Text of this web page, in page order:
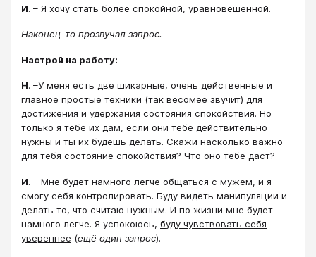
И. – Я хочу стать более спокойной, уравновешенной.
Наконец-то прозвучал запрос.
Настрой на работу:
Н. –У меня есть две шикарные, очень действенные и
главное простые техники (так весомее звучит) для
достижения и удержания состояния спокойствия. Но
только я тебе их дам, если они тебе действительно
нужны и ты их будешь делать. Скажи насколько важно
для тебя состояние спокойствия? Что оно тебе даст?
И. – Мне будет намного легче общаться с мужем, и я
смогу себя контролировать. Буду видеть манипуляции и
делать то, что считаю нужным. И по жизни мне будет
намного легче. Я успокоюсь, буду чувствовать себя
увереннее (ещё один запрос).